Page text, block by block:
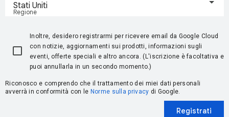
Regione
Stati Uniti
Inoltre, desidero registrarmi per ricevere email da Google Cloud
con notizie, aggiornamenti sui prodotti, informazioni sugli
eventi, offerte speciali e altro ancora. (L'iscrizione è facoltativa e
puoi annullarla in un secondo momento.)
Riconosco e comprendo che il trattamento dei miei dati personali
avverrà in conformità con le Norme sulla privacy di Google.
Registrati